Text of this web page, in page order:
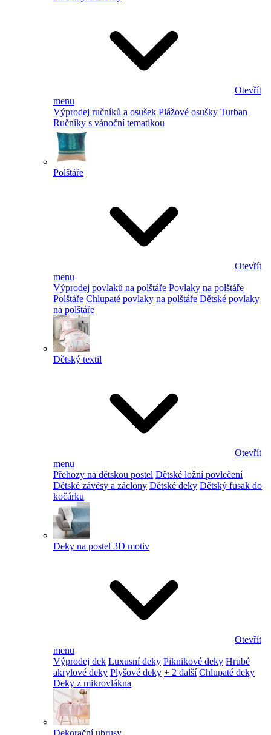
Otevřít
menu
Výprodej ručníků a osušek Plážové osušky Turban
Ručníky s vánoční tematikou
Polštáře
Otevřít
menu
Výprodej povlaků na polštáře Povlaky na polštáře
Polštáře Chlupaté povlaky na polštáře Dětské povlaky
na polštáře
Dětský textil
Otevřít
menu
Přehozy na dětskou postel Dětské ložní povlečení
Dětské závěsy a záclony Dětské deky Dětský fusak do
kočárku
Deky na postel 3D motiv
Otevřít
menu
Výprodej dek Luxusní deky Piknikové deky Hrubé
akrylové deky Plyšové deky + 2 další Chlupaté deky
Deky z mikrovlákna
Dekorační ubrusy